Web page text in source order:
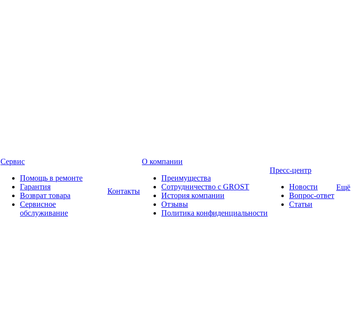
Сервис
Помощь в ремонте
Гарантия
Возврат товара
Сервисное
обслуживание
Контакты
О компании
Преимущества
Сотрудничество с GROST
История компании
Отзывы
Политика конфиденциальности
Пресс-центр
Новости
Вопрос-ответ
Статьи
Ещё